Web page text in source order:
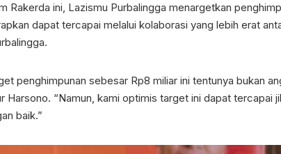
Rakerda ini, Lazismu Purbalingga menargetkan
dapat tercapai melalui kolaborasi yang lebih erat
penghimpunan sebesar Rp8 miliar ini tentunya bukan
Harsono. “Namun, kami optimis target ini dapat tercapai
baik.”